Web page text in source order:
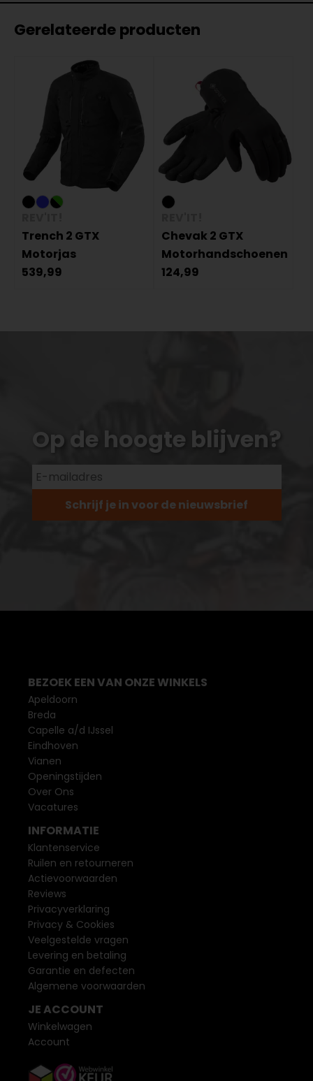
Gerelateerde producten
Trench 2 GTX
Motorjas
539,99
Chevak 2 GTX
Motorhandschoenen
124,99
Op de hoogte blijven?
Schrijf je in voor de nieuwsbrief
BEZOEK EEN VAN ONZE WINKELS
Apeldoorn
Breda
Capelle a/d IJssel
Eindhoven
Vianen
Openingstijden
Over Ons
Vacatures
INFORMATIE
Klantenservice
Ruilen en retourneren
Actievoorwaarden
Reviews
Privacyverklaring
Privacy & Cookies
Veelgestelde vragen
Levering en betaling
Garantie en defecten
Algemene voorwaarden
JE ACCOUNT
Winkelwagen
Account